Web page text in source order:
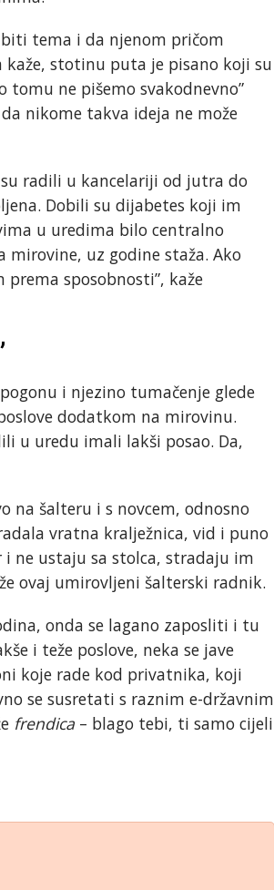
tema i da njenom pričom
kaže, stotinu puta je pisano koji su
ne pišemo svakodnevno”
nikome takva ideja ne može
radili u kancelariji od jutra do
Dobili su dijabetes koji im
u uredima bilo centralno
uz godine staža. Ako
sposobnosti”, kaže
i njezino tumačenje glede
dodatkom na mirovinu.
u uredu imali lakši posao. Da,
na šalteru i s novcem, odnosno
vratna kralježnica, vid i puno
ne ustaju sa stolca, stradaju im
ovaj umirovljeni šalterski radnik.
onda se lagano zaposliti i tu
i teže poslove, neka se jave
koje rade kod privatnika, koji
se susretati s raznim e-državnim
frendica – blago tebi, ti samo cijeli